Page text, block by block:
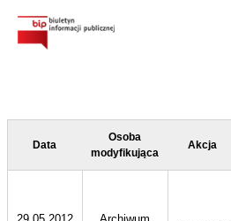
Data
Osoba
modyfikująca
Akcja